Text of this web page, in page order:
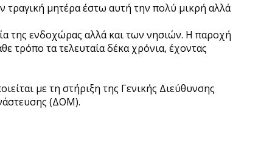
τραγική μητέρα έστω αυτή την πολύ μικρή αλλά
της ενδοχώρας αλλά και των νησιών. Η παροχή
τρόπο τα τελευταία δέκα χρόνια, έχοντας
με τη στήριξη της Γενικής Διεύθυνσης
(ΔΟΜ).